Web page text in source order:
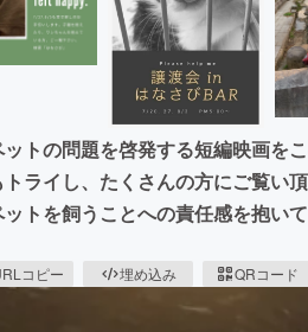
トの問題を啓発する短編映画を
ライし、たくさんの方にご覧い
トを飼うことへの責任感を抱い
コピー 埋め込み QRコード